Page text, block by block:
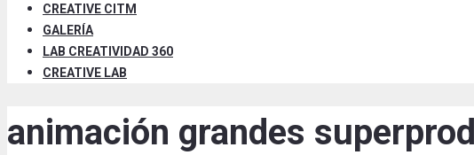
CREATIVE CITM
GALERÍA
LAB CREATIVIDAD 360
CREATIVE LAB
animación grandes